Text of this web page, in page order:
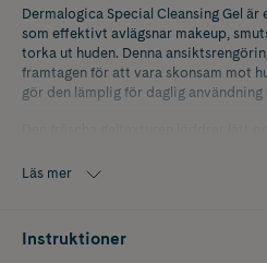
Dermalogica Special Cleansing Gel
som effektivt avlägsnar makeup,
torka ut huden. Denna
framtagen för att vara skonsam mot
gör den lämplig för daglig
och en liten mängd räcker långt. Den
avlägsnas.
Läs mer
Instruktioner